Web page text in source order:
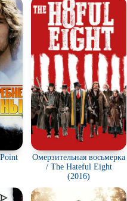
Омерзительная восьмерка
/ The Hateful Eight
(2016)